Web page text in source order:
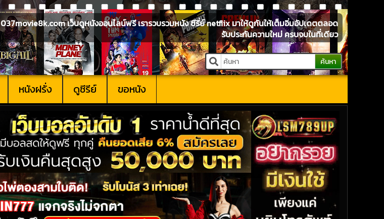
037movie8k.com เว็บดูหนังออนไลน์ฟรี เรารวบรวมหนัง ซีรี่ย์ netflix มาให้ดูกันให้เต็มอิ่มอัปเดตตลอด
รับประกันความใหม่ ครบจบในที่เดียว
ค้นหา
หนังฝรั่ง ดูซีรีย์ ขอหนัง